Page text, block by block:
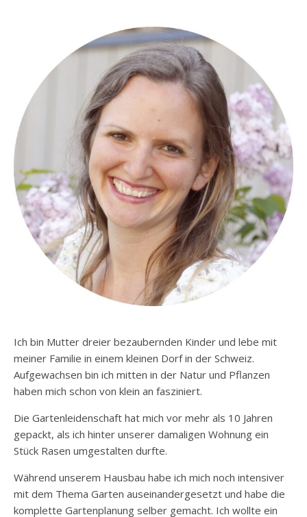
Ich bin Mutter dreier bezaubernden Kinder und lebe mit
meiner Familie in einem kleinen Dorf in der Schweiz.
Aufgewachsen bin ich mitten in der Natur und Pflanzen
haben mich schon von klein an fasziniert.
Die Gartenleidenschaft hat mich vor mehr als 10 Jahren
gepackt, als ich hinter unserer damaligen Wohnung ein
Stück Rasen umgestalten durfte.
Während unserem Hausbau habe ich mich noch intensiver
mit dem Thema Garten auseinandergesetzt und habe die
komplette Gartenplanung selber gemacht. Ich wollte ein